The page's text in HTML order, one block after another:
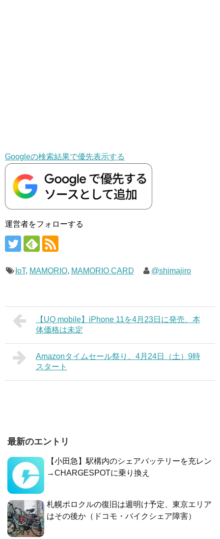
Googleの検索結果で優先表示する
運営者をフォローする
IoT, MAMORIO, MAMORIO CARD @shimajiro
【UQ mobile】iPhone 11を4月23日に発売、本
体価格は未定
Amazonタイムセール祭り、4月24日（土）9時
スタート
最新のエントリ
【小田急】駅構内のシェアバッテリーを充レン
→CHARGESPOTに乗り換え
札幌ポロクルの復旧は週明け予定、東京エリア
はその後か（ドコモ・バイクシェア障害）